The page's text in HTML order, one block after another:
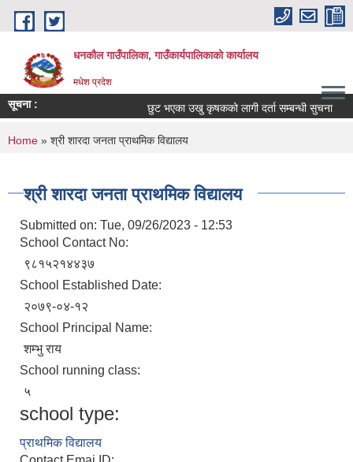
Skip to main content
धनकौल गाउँपालिका, गाउँकार्यपालिकाको कार्यालय
मधेश प्रदेश
सूचना : छुट भएका उखु कृषकको लागी दर्ता सम्बन्धी सुचना
You are here
Home » श्री शारदा जनता प्राथमिक विद्यालय
श्री शारदा जनता प्राथमिक विद्यालय
Submitted on: Tue, 09/26/2023 - 12:53
School Contact No:
९८१५२१४४३७
School Established Date:
२०७९-०४-१२
School Principal Name:
शम्भु राय
School running class:
५
school type:
प्राथमिक विद्यालय